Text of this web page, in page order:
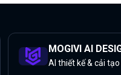
MOGIVI AI
AI thiết kế & cải